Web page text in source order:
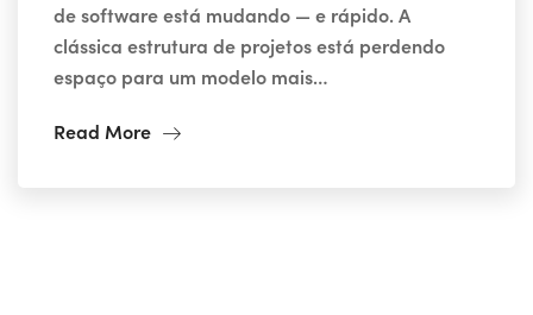
de software está mudando — e rápido. A
clássica estrutura de projetos está perdendo
espaço para um modelo mais…
Read More